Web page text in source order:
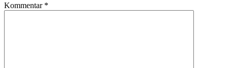
Kommentar *